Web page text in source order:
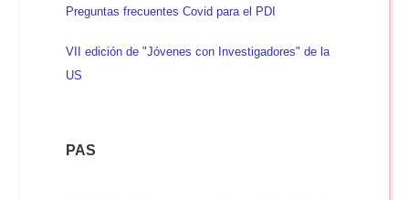
Preguntas frecuentes Covid para el PDI
VII edición de "Jóvenes con Investigadores" de la
US
PAS